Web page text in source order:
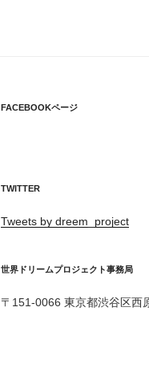
シ
FACEBOOKページ
TWITTER
Tweets by dreem_project
世界ドリームプロジェクト事務局
〒151-0066 東京都渋谷区西